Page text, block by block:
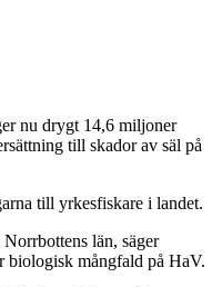
nu drygt 14,6 miljoner
till skador av säl på
till yrkesfiskare i landet.
län, säger
biologisk mångfald på HaV.